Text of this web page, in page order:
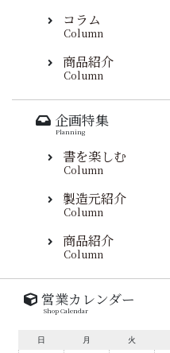
コラム
Column
商品紹介
Column
企画特集
Planning
書を楽しむ
Column
製造元紹介
Column
商品紹介
Column
営業カレンダー
Shop Calendar
日 月 火